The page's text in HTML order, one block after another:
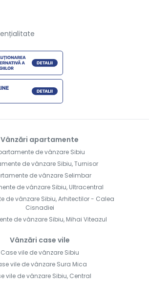
Vânzări apartamente
de vânzare Sibiu
de vânzare Sibiu, Turnisor
de vânzare Selimbar
de vânzare Sibiu, Ultracentral
de vânzare Sibiu, Arhitectilor - Calea
Cisnadiei
de vânzare Sibiu, Mihai Viteazul
Vânzări case vile
Case vile de vânzare Sibiu
vile de vânzare Sura Mica
vile de vânzare Sibiu, Central